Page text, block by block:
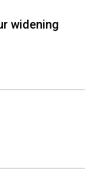
widening